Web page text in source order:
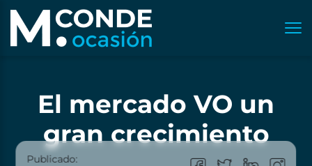
El mercado VO un
gran crecimiento
Publicado: